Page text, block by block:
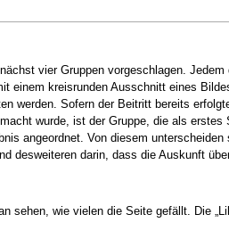
vier Gruppen vorgeschlagen.
einem kreisrunden Ausschnitt eines
werden. Sofern der Beitritt bereits
wurde, ist der Gruppe, die als
angeordnet. Von diesem
darin, dass die Auskunft
sehen, wie vielen die Seite gefällt. Die